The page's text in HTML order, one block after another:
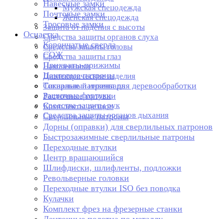
Мужская спецодежда
Женская спецодежда
Защита от падения с высоты
Средства защиты органов слуха
Средства защиты головы
Средства защиты глаз
Наколенники
Диэлектрические изделия
Сигнальный инвентарь
Защитные фартуки
Средства защиты рук
Средства защиты органов дыхания
Навесные замки
Почтовые замки
Тросовые замки
Оснастка
Корончатые сверла
СОЖ
Прихваты-прижимы
Цанговые патроны
Токарные патроны для деревообработки
Расточные головки
Комплекты резцов
Сверлильные патроны
Дорны (оправки) для сверлильных патронов
Быстрозажимные сверлильные патроны
Переходные втулки
Центр вращающийся
Шлифдиски, шлифленты, подложки
Револьверные головки
Переходные втулки ISO без поводка
Кулачки
Комплект фрез на фрезерные станки